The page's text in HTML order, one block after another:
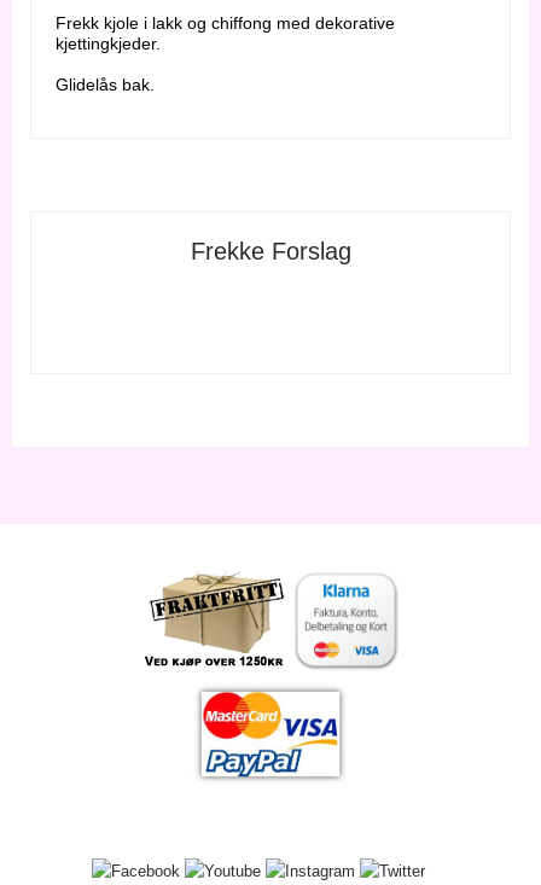
Frekk kjole i lakk og chiffong med dekorative
kjettingkjeder.
Glidelås bak.
Frekke Forslag